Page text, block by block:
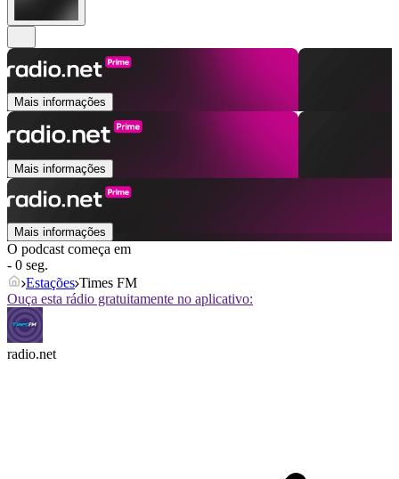
Mais informações
Mais informações
Mais informações
O podcast começa em
- 0 seg.
Estações Times FM
Ouça esta rádio gratuitamente no aplicativo:
radio.net